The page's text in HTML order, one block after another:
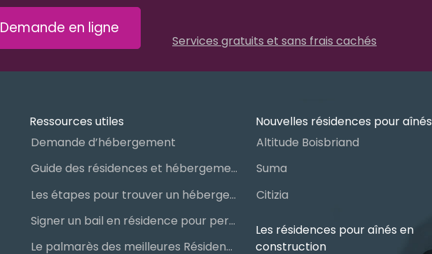
Demande en ligne
Services gratuits et sans frais cachés
Ressources utiles
Demande d’hébergement
Guide des résidences et hébergements pour aînés
Les étapes pour trouver un hébergement public ou privé
Signer un bail en résidence pour personnes âgées (RPA) : ce qu’il faut savoir
Le palmarès des meilleures Résidences Privées pour Aînés (RPA)
Nouvelles résidences pour aînés
Altitude Boisbriand
Suma
Citizia
Les résidences pour aînés en
construction